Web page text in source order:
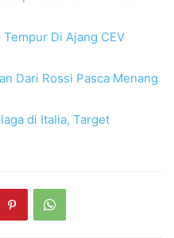
Di Ajang CEV
Dari Rossi Pasca Menang
di Italia, Target